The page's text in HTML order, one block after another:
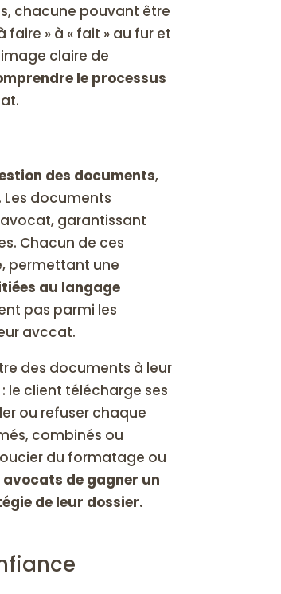
chacune pouvant être
» à « fait » au fur et
claire de
le processus
des documents,
documents
garantissant
Chacun de ces
permettant une
au langage
pas parmi les
avccat.
des documents à leur
le client télécharge ses
ou refuser chaque
combinés ou
du formatage ou
de gagner un
de leur dossier.